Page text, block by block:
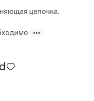
цепочка. ⠀